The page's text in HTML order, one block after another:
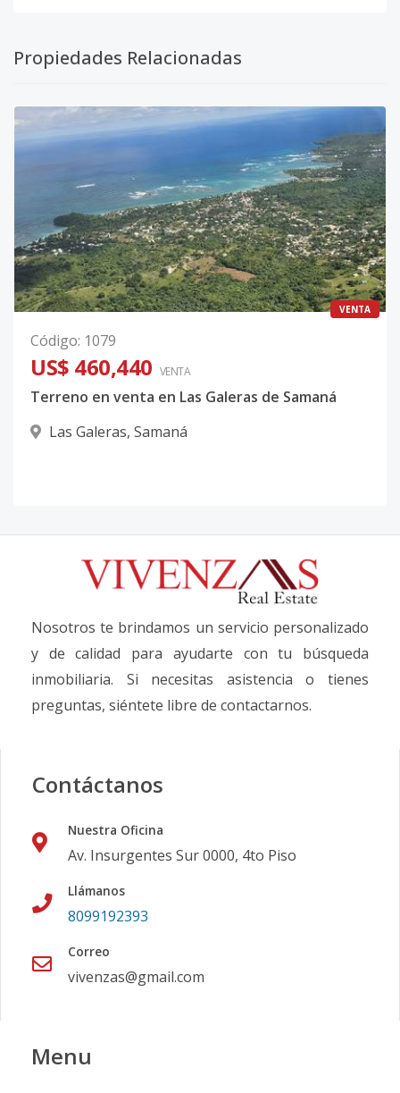
Propiedades Relacionadas
VENTA
Código: 1079
US$ 460,440 VENTA
Terreno en venta en Las Galeras de Samaná
Las Galeras, Samaná
Nosotros te brindamos un servicio personalizado
y de calidad para ayudarte con tu búsqueda
inmobiliaria. Si necesitas asistencia o tienes
preguntas, siéntete libre de contactarnos.
Contáctanos
Nuestra Oficina
Av. Insurgentes Sur 0000, 4to Piso
Llámanos
8099192393
Correo
vivenzas@gmail.com
Menu